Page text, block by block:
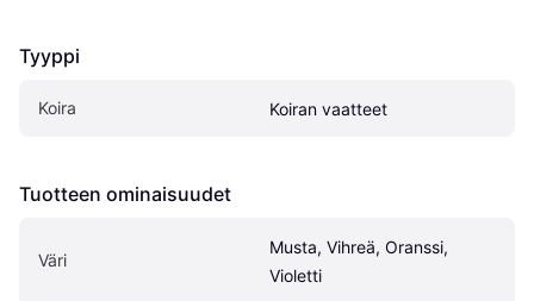
Tyyppi
Koira Koiran vaatteet
Tuotteen ominaisuudet
Väri
Musta, Vihreä, Oranssi,
Violetti